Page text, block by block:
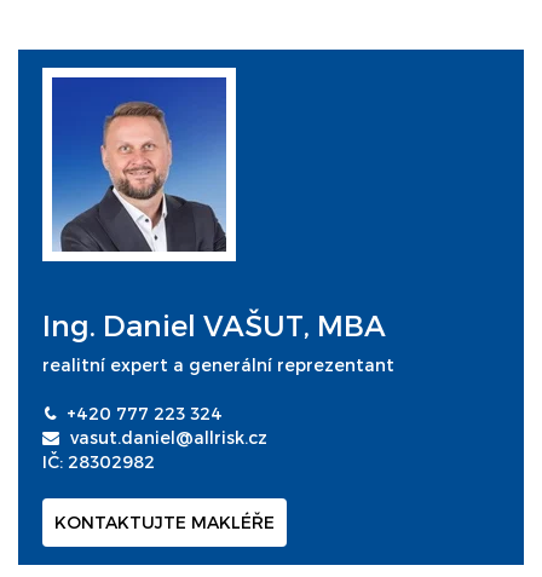
Ing. Daniel VAŠUT, MBA
realitní expert a generální reprezentant
+420 777 223 324
vasut.daniel@allrisk.cz
IČ: 28302982
KONTAKTUJTE MAKLÉŘE